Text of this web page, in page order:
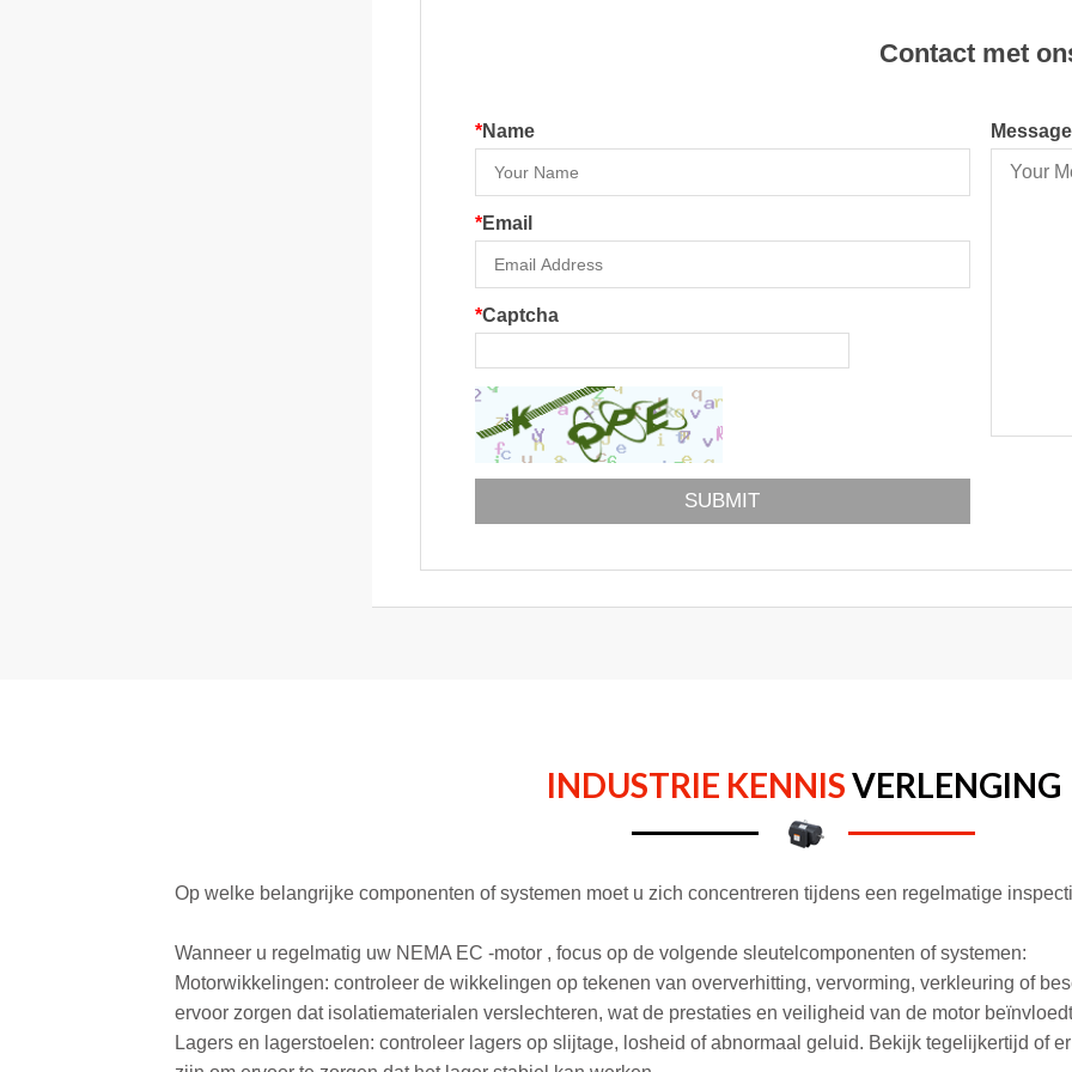
Contact met
*Name
*Email
*Captcha
Message
INDUSTRIE KENNISVERLENGING
Op welke belangrijke componenten of systemen moet u zich concentreren tijdens een regelmatige
Wanneer u regelmatig uw NEMA EC -motor , focus op de volgende sleutelcomponenten of systemen:
Motorwikkelingen: controleer de wikkelingen op tekenen van oververhitting, vervorming, verkleuring of
ervoor zorgen dat isolatiematerialen verslechteren, wat de prestaties en veiligheid van de motor
Lagers en lagerstoelen: controleer lagers op slijtage, losheid of abnormaal geluid. Bekijk tegelijkertijd of